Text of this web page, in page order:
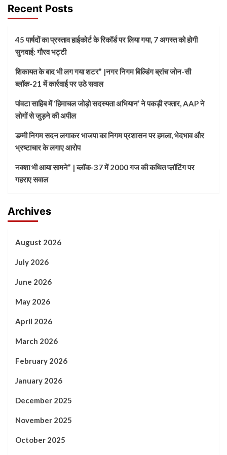
Recent Posts
45 पार्षदों का प्रस्ताव हाईकोर्ट के रिकॉर्ड पर लिया गया, 7 अगस्त को होगी
सुनवाई: गौरव भट्टी
शिकायत के बाद भी लग गया शटर” |नगर निगम बिल्डिंग ब्रांच जोन-सी
ब्लॉक-21 में कार्रवाई पर उठे सवाल
पांवटा साहिब में ‘हिमाचल जोड़ो सदस्यता अभियान’ ने पकड़ी रफ्तार, AAP ने
लोगों से जुड़ने की अपील
डम्मी निगम सदन लगाकर भाजपा का निगम प्रशासन पर हमला, भेदभाव और
भ्रष्टाचार के लगाए आरोप
नक्शा भी आया सामने” | ब्लॉक-37 में 2000 गज की कथित प्लॉटिंग पर
गहराए सवाल
Archives
August 2026
July 2026
June 2026
May 2026
April 2026
March 2026
February 2026
January 2026
December 2025
November 2025
October 2025